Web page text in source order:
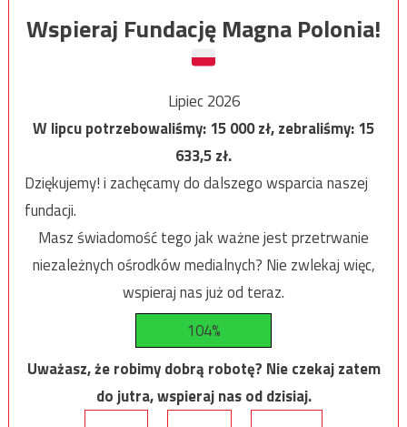
Wspieraj Fundację Magna Polonia!
Lipiec 2026
W lipcu potrzebowaliśmy:15 000zł, zebraliśmy:15
633,5zł.
Dziękujemy! i zachęcamy do dalszego wsparcia naszej
fundacji.
Masz świadomość tego jak ważne jest przetrwanie
niezależnych ośrodków medialnych? Nie zwlekaj więc,
wspieraj nas już od teraz.
104%
Uważasz, że robimy dobrą robotę? Nie czekaj zatem
do jutra, wspieraj nas od dzisiaj.